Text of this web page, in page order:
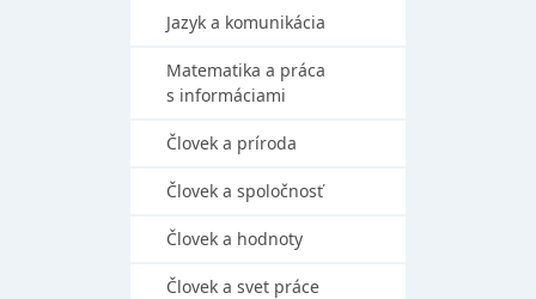
Jazyk a komunikácia
Matematika a práca
s informáciami
Človek a príroda
Človek a spoločnosť
Človek a hodnoty
Človek a svet práce